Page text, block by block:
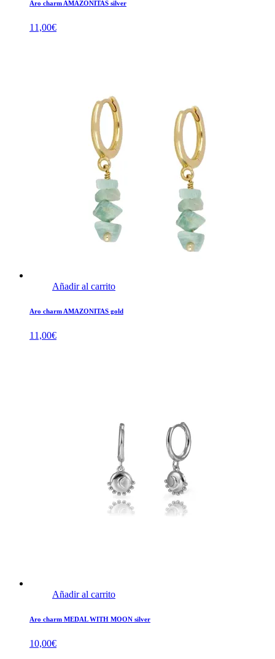
Aro charm AMAZONITAS silver
11,00€
Añadir al carrito
Aro charm AMAZONITAS gold
11,00€
Añadir al carrito
Aro charm MEDAL WITH MOON silver
10,00€